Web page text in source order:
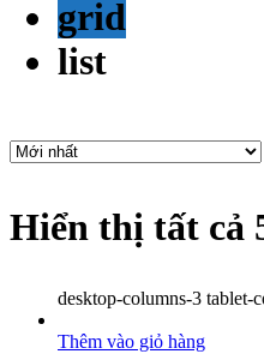
grid
list
Hiển thị tất cả
desktop-columns-3 tablet-
Thêm vào giỏ hàng